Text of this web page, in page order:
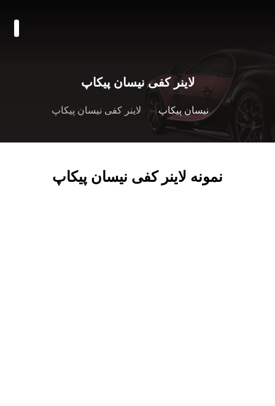
لاینر کفی نیسان پیکاپ
نیسان پیکاپ لاینر کفی نیسان پیکاپ
نمونه لاینر کفی نیسان پیکاپ